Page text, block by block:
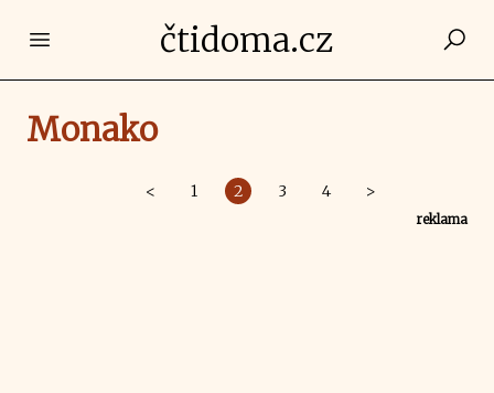
Open main menučtidoma.cz
Monako
< 1 2 3 4 >
reklama